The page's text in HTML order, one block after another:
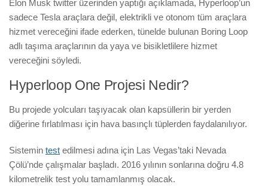
Elon Musk twitter üzerinden yaptığı açıklamada, Hyperloop’un
sadece Tesla araçlara değil, elektrikli ve otonom tüm araçlara
hizmet vereceğini ifade ederken, tünelde bulunan Boring Loop
adlı taşıma araçlarının da yaya ve bisikletlilere hizmet
vereceğini söyledi.
Hyperloop One Projesi Nedir?
Bu projede yolcuları taşıyacak olan kapsüllerin bir yerden
diğerine fırlatılması için hava basınçlı tüplerden faydalanılıyor.
Sistemin test edilmesi adına için Las Vegas’taki Nevada
Çölü’nde çalışmalar başladı. 2016 yılının sonlarına doğru 4.8
kilometrelik test yolu tamamlanmış olacak.